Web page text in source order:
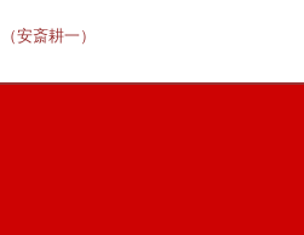
（安斎耕一）